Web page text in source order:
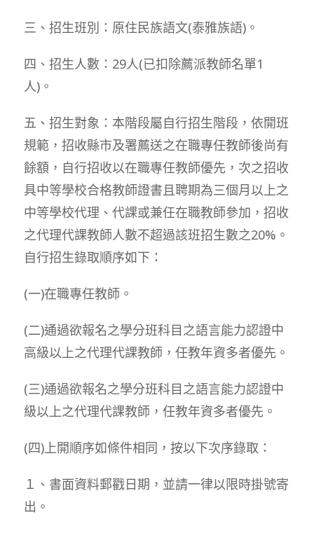
三、招生班別：原住民族語文(泰雅族語)。
四、招生人數：29人(已扣除薦派教師名單1
人)。
五、招生對象：本階段屬自行招生階段，依開班
規範，招收縣市及署薦送之在職專任教師後尚有
餘額，自行招收以在職專任教師優先，次之招收
具中等學校合格教師證書且聘期為三個月以上之
中等學校代理、代課或兼任在職教師參加，招收
之代理代課教師人數不超過該班招生數之20%。
自行招生錄取順序如下：
(一)在職專任教師。
(二)通過欲報名之學分班科目之語言能力認證中
高級以上之代理代課教師，任教年資多者優先。
(三)通過欲報名之學分班科目之語言能力認證中
級以上之代理代課教師，任教年資多者優先。
(四)上開順序如條件相同，按以下次序錄取：
１、書面資料郵戳日期，並請一律以限時掛號寄
出。